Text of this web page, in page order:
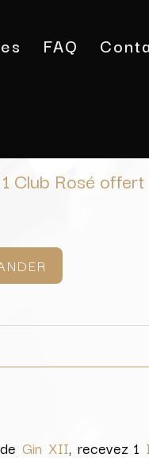
FAQ
Club Rosé offert
deGin XII, recevez 1